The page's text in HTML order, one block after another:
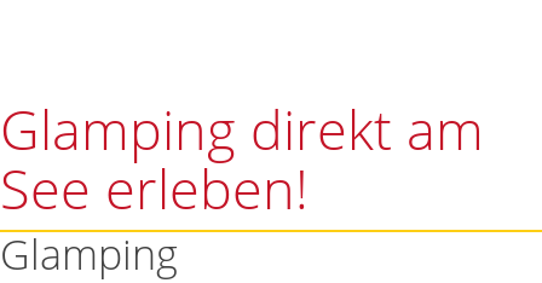
Glamping direkt am
See erleben!
Glamping